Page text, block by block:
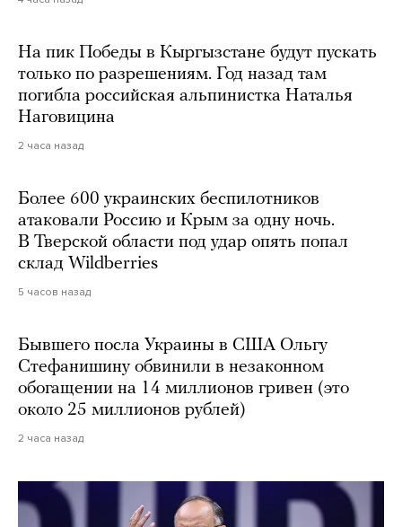
На пик Победы в Кыргызстане будут пускать
только по разрешениям. Год назад там
погибла российская альпинистка Наталья
Наговицина
2 часа назад
Более 600 украинских беспилотников
атаковали Россию и Крым за одну ночь.
В Тверской области под удар опять попал
склад Wildberries
5 часов назад
Бывшего посла Украины в США Ольгу
Стефанишину обвинили в незаконном
обогащении на 14 миллионов гривен (это
около 25 миллионов рублей)
2 часа назад